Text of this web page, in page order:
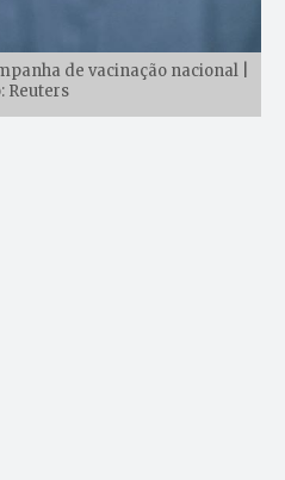
de vacinação nacional |
Reuters